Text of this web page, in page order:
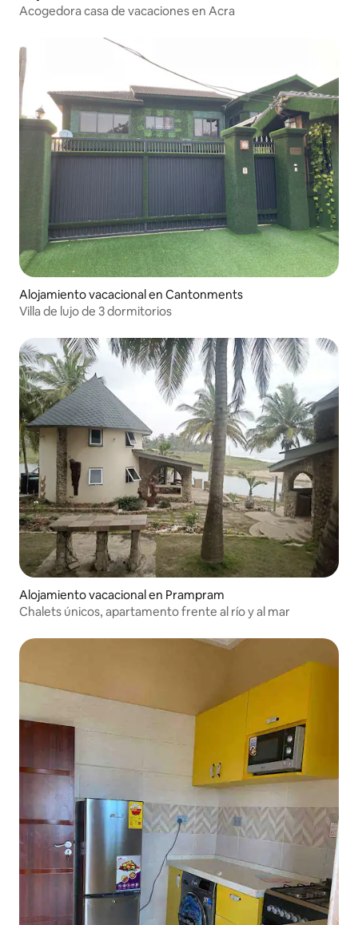
Acogedora casa de vacaciones en Acra
Alojamiento vacacional en Cantonments
Villa de lujo de 3 dormitorios
Alojamiento vacacional en Prampram
Chalets únicos, apartamento frente al río y al mar